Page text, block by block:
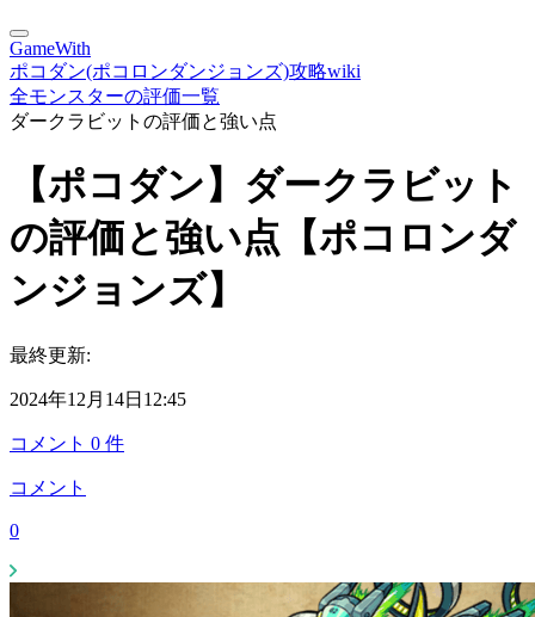
GameWith
ポコダン(ポコロンダンジョンズ)攻略wiki
全モンスターの評価一覧
ダークラビットの評価と強い点
【ポコダン】ダークラビット
の評価と強い点【ポコロンダ
ンジョンズ】
最終更新:
2024年12月14日12:45
コメント 0 件
コメント
0